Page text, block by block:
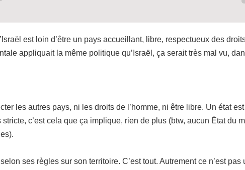
est loin d’être un pays accueillant, libre, respectueux des
appliquait la même politique qu’Israël, ça serait très mal vu,
les autres pays, ni les droits de l’homme, ni être libre. Un état
c’est cela que ça implique, rien de plus (btw, aucun État du
ses règles sur son territoire. C’est tout. Autrement ce n’est pas